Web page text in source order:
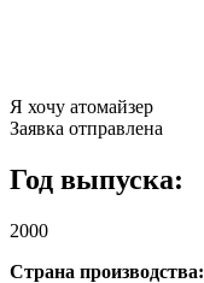
Я хочу атомайзер
Заявка отправлена
Год выпуска:
2000
Страна производства: